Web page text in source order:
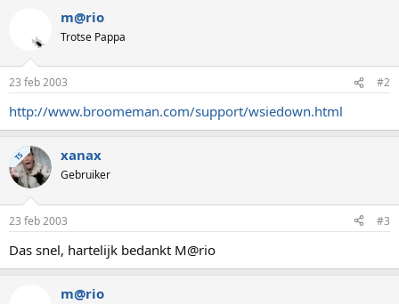
m@rio
Trotse Pappa
23 feb 2003 #2
http://www.broomeman.com/support/wsiedown.html
TS xanax
Gebruiker
23 feb 2003 #3
Das snel, hartelijk bedankt M@rio
m@rio